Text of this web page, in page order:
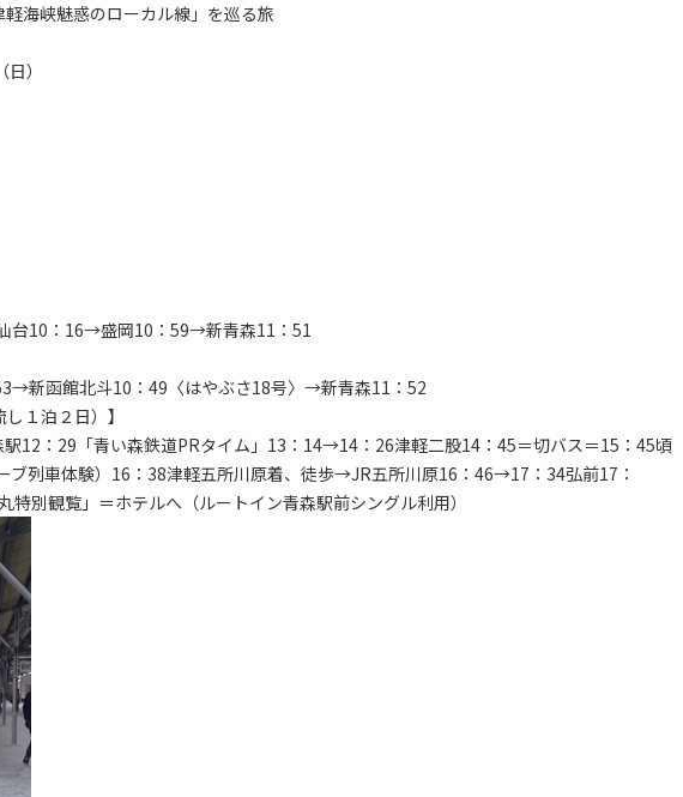
海峡魅惑のローカル線」を巡る旅
）
台10：16→盛岡10：59→新青森11：51
新函館北斗10：49〈はやぶさ18号〉→新青森11：52
１泊２日）】
：29「青い森鉄道PRタイム」13：14→14：26津軽二股14：45＝切バス＝15：45頃
ブ列車体験）16：38津軽五所川原着、徒歩→JR五所川原16：46→17：34弘前17：
別観覧」＝ホテルへ（ルートイン青森駅前シングル利用）